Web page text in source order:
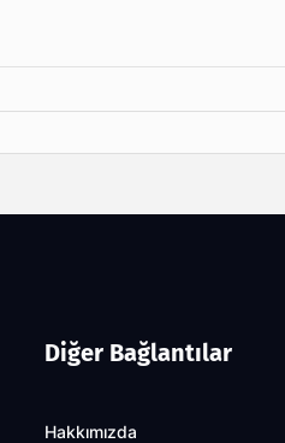
Diğer Bağlantılar
Hakkımızda